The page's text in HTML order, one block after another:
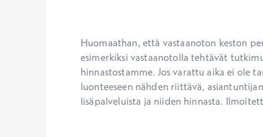
Huomaathan, että vastaanoton keston
esimerkiksi vastaanotolla tehtävät
hinnastostamme. Jos varattu aika ei ole
luonteeseen nähden riittävä,
lisäpalveluista ja niiden hinnasta.